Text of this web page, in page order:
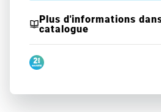
Plus d'informations
catalogue